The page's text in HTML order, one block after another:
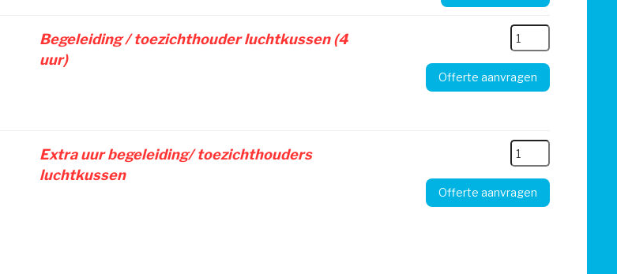
Offerte aanvragen
Begeleiding / toezichthouder luchtkussen (4
uur)
Offerte aanvragen
Extra uur begeleiding/ toezichthouders
luchtkussen